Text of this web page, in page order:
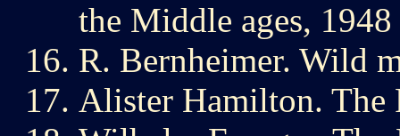
the Middle ages, 1948
R. Bernheimer. Wild
Alister Hamilton.